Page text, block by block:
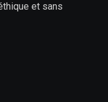
et sans